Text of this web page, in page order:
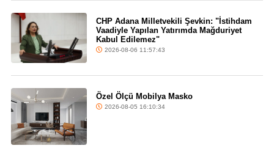
CHP Adana Milletvekili Şevkin: "İstihdam
Vaadiyle Yapılan Yatırımda Mağduriyet
Kabul Edilemez"
2026-08-06 11:57:43
Özel Ölçü Mobilya Masko
2026-08-05 16:10:34